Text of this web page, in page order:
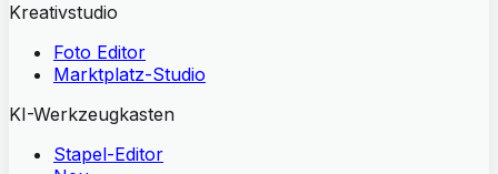
Kreativstudio
Foto Editor
Marktplatz-Studio
KI-Werkzeugkasten
Stapel-Editor